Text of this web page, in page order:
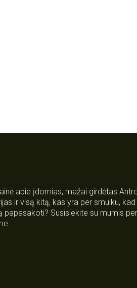
apie įdomias, mažai girdėtas
ir visą kitą, kas yra per smulku,
papasakoti? Susisiekite su mumis